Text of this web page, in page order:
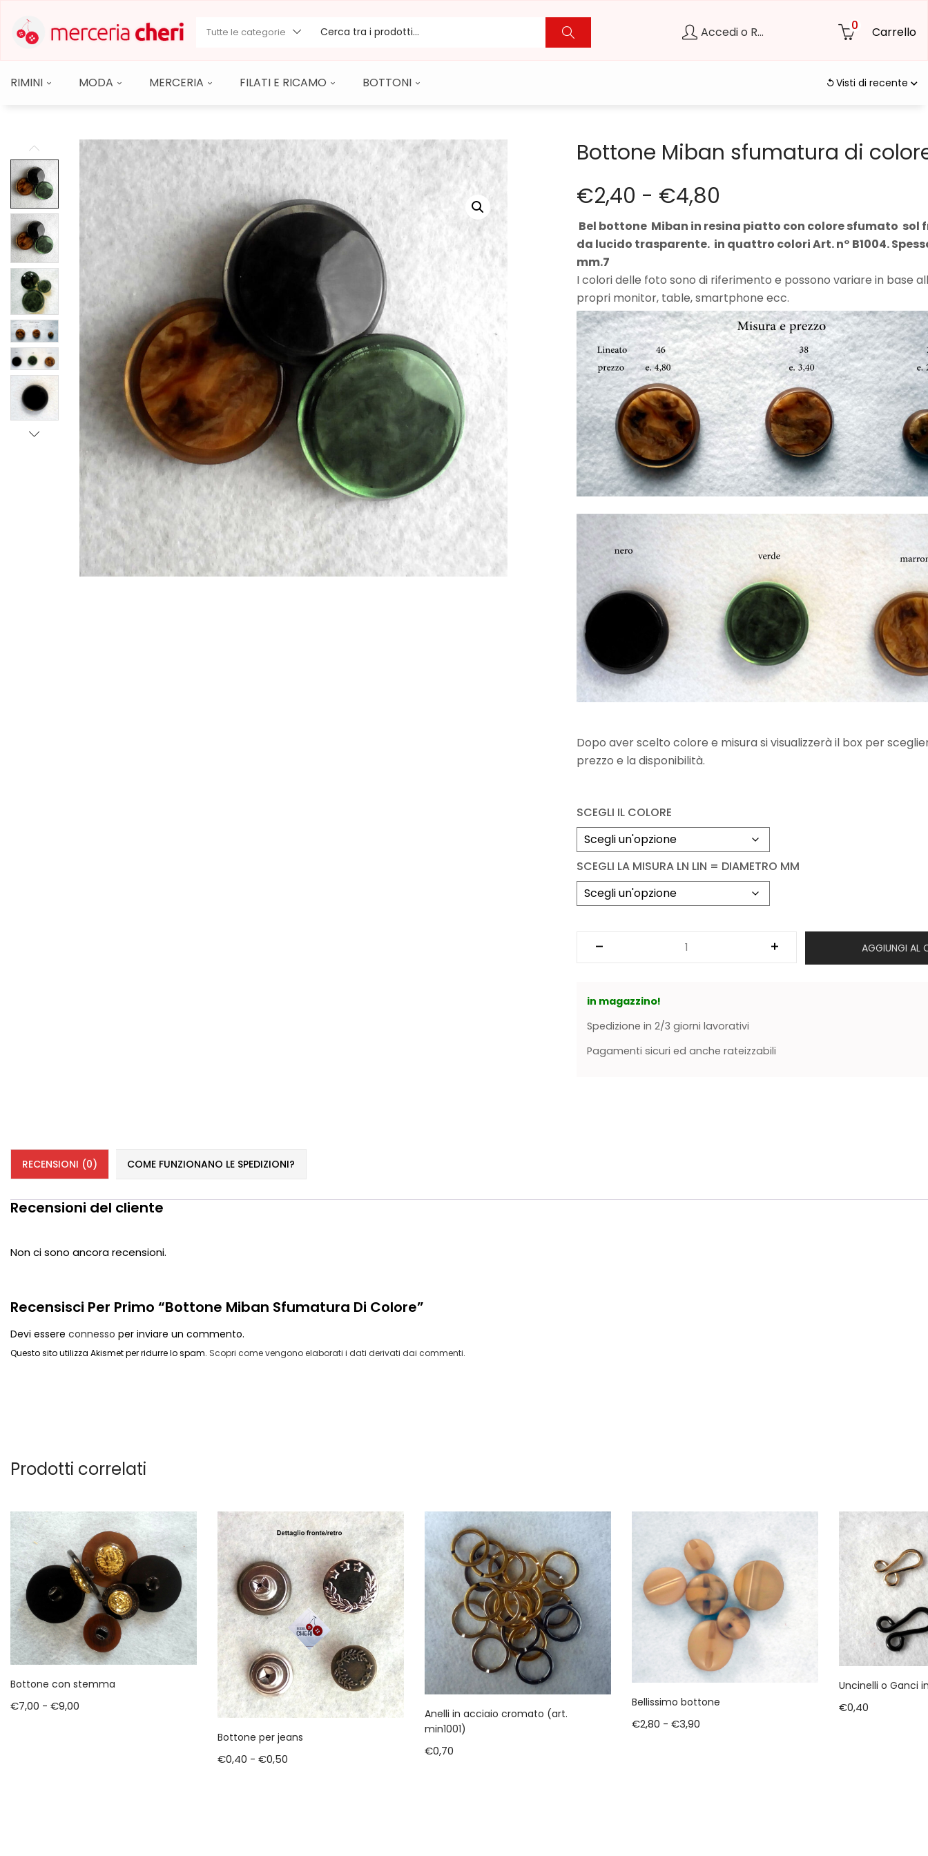
Tutte le categorie Accedi o Registrati 0 Carrello
RIMINI MODA MERCERIA FILATI E RICAMO BOTTONI Visti di recente
Bottone Miban sfumatura di
€2,40 - €4,80
Bel bottone Miban in resina piatto con colore sfumato sol
da lucido trasparente. in quattro colori Art. n° B1004.
mm.7
I colori delle foto sono di riferimento e possono variare in base
propri monitor, table, smartphone ecc.
Dopo aver scelto colore e misura si visualizzerà il box per
prezzo e la disponibilità.
SCEGLI IL COLORE
SCEGLI LA MISURA LN LIN = DIAMETRO MM
AGGIUNGI AL
in magazzino!
Spedizione in 2/3 giorni lavorativi
Pagamenti sicuri ed anche rateizzabili
RECENSIONI (0) COME FUNZIONANO LE SPEDIZIONI?
Recensioni del cliente
Non ci sono ancora recensioni.
Recensisci Per Primo “Bottone Miban Sfumatura Di Colore”
Devi essere connesso per inviare un commento.
Questo sito utilizza Akismet per ridurre lo spam. Scopri come vengono elaborati i dati derivati dai commenti.
Prodotti correlati
Bottone con stemma
€7,00 - €9,00
Bottone per jeans
€0,40 - €0,50
Anelli in acciaio cromato (art.
min1001)
€0,70
Bellissimo bottone
€2,80 - €3,90
Uncinelli o Ganci
€0,40